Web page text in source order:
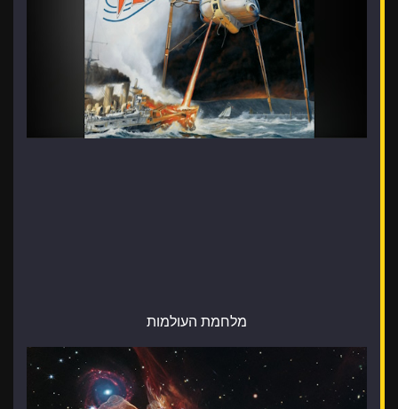
מלחמת העולמות